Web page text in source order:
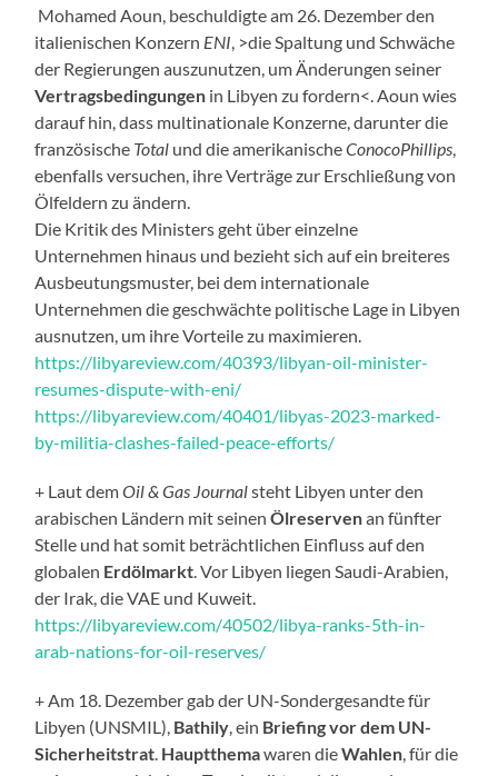
Mohamed Aoun, beschuldigte am 26. Dezember den
italienischen Konzern ENI, >die Spaltung und Schwäche
der Regierungen auszunutzen, um Änderungen seiner
Vertragsbedingungen in Libyen zu fordern<. Aoun wies
darauf hin, dass multinationale Konzerne, darunter die
französische Total und die amerikanischeConocoPhillips,
ebenfalls versuchen, ihre Verträge zur Erschließung von
Ölfeldern zu ändern.
Die Kritik des Ministers geht über einzelne
Unternehmen hinaus und bezieht sich auf ein breiteres
Ausbeutungsmuster, bei dem internationale
Unternehmen die geschwächte politische Lage in Libyen
ausnutzen, um ihre Vorteile zu maximieren.
https://libyareview.com/40393/libyan-oil-minister-
resumes-dispute-with-eni/
https://libyareview.com/40401/libyas-2023-marked-
by-militia-clashes-failed-peace-efforts/
+ Laut demOil & Gas Journalsteht Libyen unter den
arabischen Ländern mit seinenÖlreservenan fünfter
Stelle und hat somit beträchtlichen Einfluss auf den
globalen Erdölmarkt. Vor Libyen liegen Saudi-Arabien,
der Irak, die VAE und Kuweit.
https://libyareview.com/40502/libya-ranks-5th-in-
arab-nations-for-oil-reserves/
+ Am 18. Dezember gab der UN-Sondergesandte für
Libyen (UNSMIL), Bathily, ein Briefing vor dem UN-
Sicherheitstrat. Hauptthemawaren dieWahlen, für die